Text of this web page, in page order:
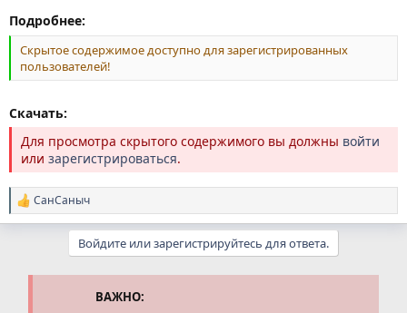
Подробнее:
Скрытое содержимое доступно для зарегистрированных
пользователей!
Скачать:
Для просмотра скрытого содержимого вы должны войти
или зарегистрироваться.
Р
е
СанСаныч
Войдите или зарегистрируйтесь для ответа.
ВАЖНО: